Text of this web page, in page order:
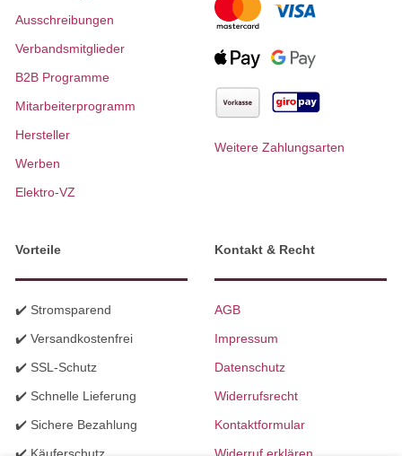
Ausschreibungen
Verbandsmitglieder
B2B Programme
Mitarbeiterprogramm
Hersteller
Werben
Elektro-VZ
Weitere Zahlungsarten
Vorteile
✔️ Stromsparend
✔️ Versandkostenfrei
✔️ SSL-Schutz
✔️ Schnelle Lieferung
✔️ Sichere Bezahlung
Kontakt & Recht
AGB
Impressum
Datenschutz
Widerrufsrecht
Kontaktformular